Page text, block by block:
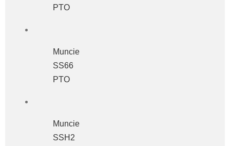
PTO
Muncie
SS66
PTO
Muncie
SSH2